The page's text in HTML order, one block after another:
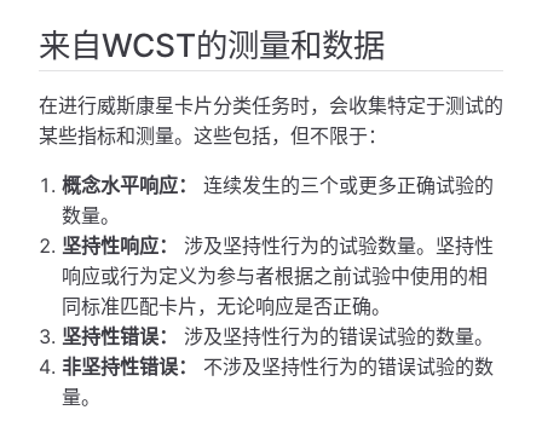
来自WCST的测量和数据
在进行威斯康星卡片分类任务时，会收集特定于测试的
某些指标和测量。这些包括，但不限于：
概念水平响应：
连续发生的三个或更多正确试验的
数量。
坚持性响应：
涉及坚持性行为的试验数量。坚持性
响应或行为定义为参与者根据之前试验中使用的相
同标准匹配卡片，无论响应是否正确。
坚持性错误：
涉及坚持性行为的错误试验的数量。
非坚持性错误：
不涉及坚持性行为的错误试验的数
量。